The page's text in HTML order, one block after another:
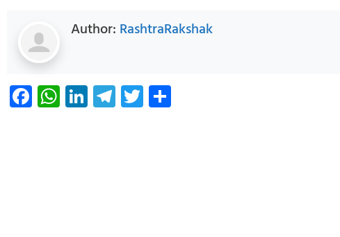
Author: RashtraRakshak
Facebook
WhatsApp
LinkedIn
Telegram
Twitter